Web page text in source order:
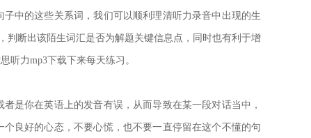
中的这些关系词，我们可以顺利理清听力录音中出现的生
断出该陌生词汇是否为解题关键信息点，同时也有利于增
听力mp3下载下来每天练习。
你在英语上的发音有误，从而导致在某一段对话当中，
良好的心态，不要心慌，也不要一直停留在这个不懂的句